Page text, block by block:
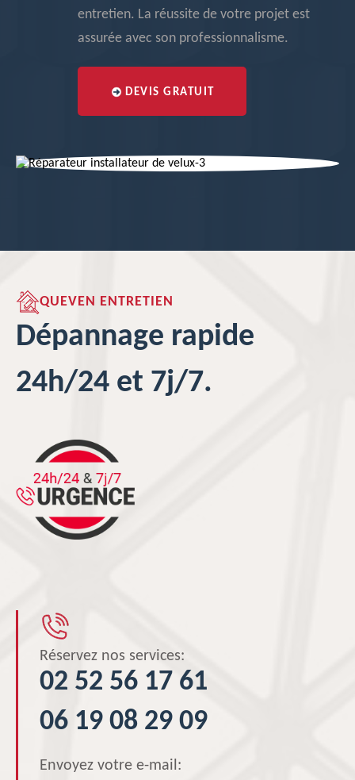
entretien. La réussite de votre projet est
assurée avec son professionnalisme.
DEVIS GRATUIT
QUEVEN ENTRETIEN
Dépannage rapide
24h/24 et 7j/7.
Réservez nos services:
02 52 56 17 61
06 19 08 29 09
Envoyez votre e-mail: